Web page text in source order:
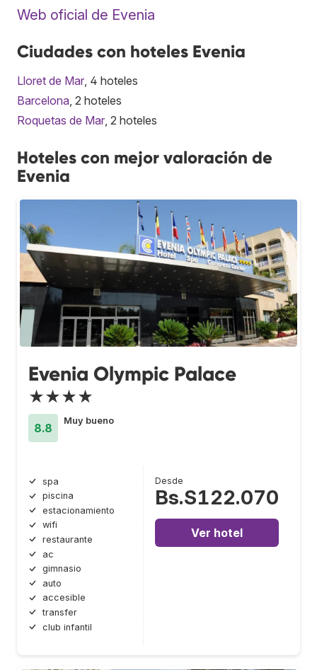
Web oficial de Evenia
Ciudades con hoteles Evenia
Lloret de Mar , 4 hoteles
Barcelona , 2 hoteles
Roquetas de Mar , 2 hoteles
Hoteles con mejor valoración de
Evenia
Evenia Olympic Palace
★★★★
8.8
Muy bueno
spa
piscina
estacionamiento
wifi
restaurante
ac
gimnasio
auto
accesible
transfer
club infantil
Desde
Bs.S122.070
Ver hotel